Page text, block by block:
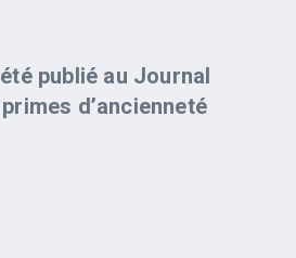
publié au Journal
d’ancienneté